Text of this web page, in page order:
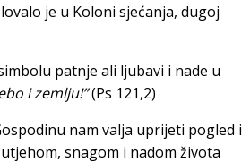
je u Koloni sjećanja, dugoj
patnje ali ljubavi i nade u
i zemlju!”(Ps 121,2)
nam valja uprijeti pogled i
snagom i nadom života